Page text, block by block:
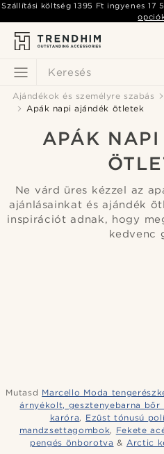
Keresés
Szállítási költség1395 Ft ingyenes 17
Ajándékok és személyre szabás
Apák napi ajándék ötletek
APÁK
Ne várd üres kézzel az
ajánlásainkat és ajándék
inspirációt adnak, hogy
kedvenc
Mutasd Marcello Moda
árnyékolt, gesztenyebarna
karóra, Ezüst tónusú
mandzsettagombok, Fekete
pengés önborotva & Arctic